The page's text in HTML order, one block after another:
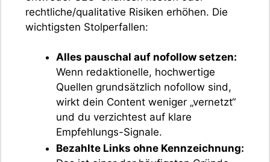
rechtliche/qualitative Risiken erhöhen. Die
wichtigsten Stolperfallen:
Alles pauschal auf nofollow setzen:
Wenn redaktionelle, hochwertige
Quellen grundsätzlich nofollow sind,
wirkt dein Content weniger „vernetzt“
und du verzichtest auf klare
Empfehlungs-Signale.
Bezahlte Links ohne Kennzeichnung: